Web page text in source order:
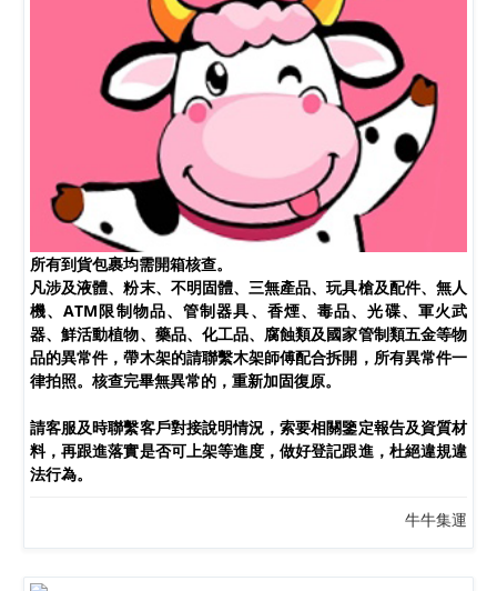
所有到貨包裹均需開箱核查。
凡涉及液體、粉末、不明固體、三無產品、玩具槍及配件、無人
機、ATM限制物品、管制器具、香煙、毒品、光碟、軍火武
器、鮮活動植物、藥品、化工品、腐蝕類及國家管制類五金等物
品的異常件，帶木架的請聯繫木架師傅配合拆開，所有異常件一
律拍照。核查完畢無異常的，重新加固復原。
請客服及時聯繫客戶對接說明情況，索要相關鑒定報告及資質材
料，再跟進落實是否可上架等進度，做好登記跟進，杜絕違規違
法行為。
牛牛集運